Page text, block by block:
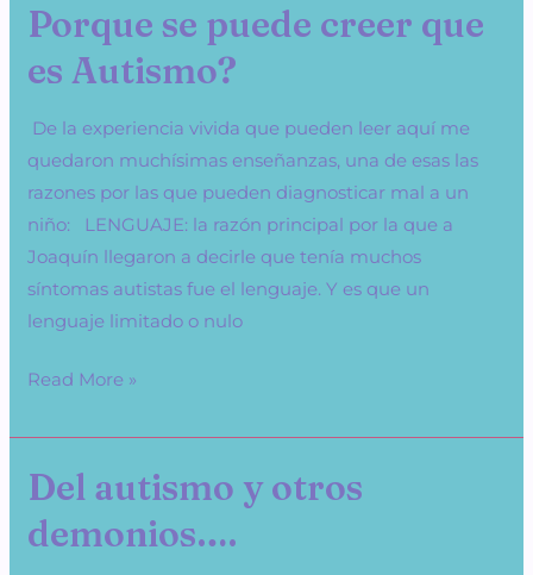
Porque se puede creer que
es Autismo?
De la experiencia vivida que pueden leer aquí me
quedaron muchísimas enseñanzas, una de esas las
razones por las que pueden diagnosticar mal a un
niño: LENGUAJE: la razón principal por la que a
Joaquín llegaron a decirle que tenía muchos
síntomas autistas fue el lenguaje. Y es que un
lenguaje limitado o nulo
Porque
puede
es
Autismo?
Read More »
Del autismo y otros
demonios….
Del
y